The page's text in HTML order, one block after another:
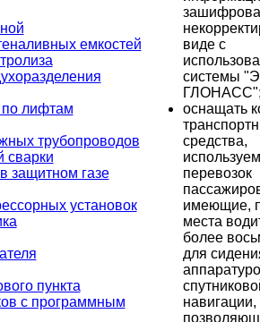
емкостей
по лифтам
трубопроводов
сварки
защитном газе
установок
пункта
с программным
виде с
системы
оснащать
средства,
перевозок
имеющие,
места
более
для
навигации,